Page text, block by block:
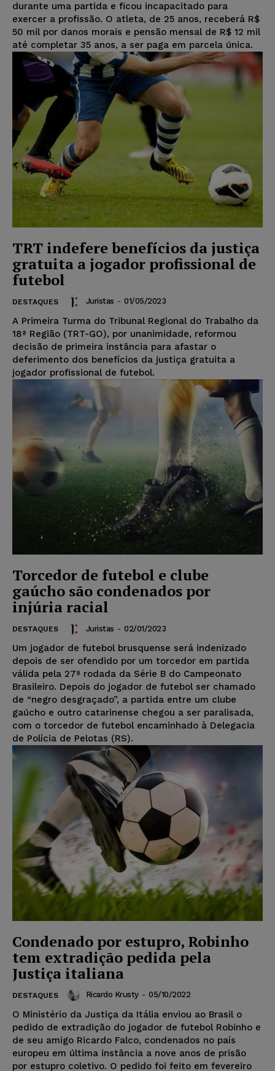
durante uma partida e ficou incapacitado para
exercer a profissão. O atleta, de 25 anos, receberá R$
50 mil por danos morais e pensão mensal de R$ 12 mil
até completar 35 anos, a ser paga em parcela única.
TRT indefere benefícios da justiça
gratuita a jogador profissional de
futebol
DESTAQUES Juristas - 01/05/2023
A Primeira Turma do Tribunal Regional do Trabalho da
18ª Região (TRT-GO), por unanimidade, reformou
decisão de primeira instância para afastar o
deferimento dos benefícios da justiça gratuita a
jogador profissional de futebol.
Torcedor de futebol e clube
gaúcho são condenados por
injúria racial
DESTAQUES Juristas - 02/01/2023
Um jogador de futebol brusquense será indenizado
depois de ser ofendido por um torcedor em partida
válida pela 27ª rodada da Série B do Campeonato
Brasileiro. Depois do jogador de futebol ser chamado
de “negro desgraçado”, a partida entre um clube
gaúcho e outro catarinense chegou a ser paralisada,
com o torcedor de futebol encaminhado à Delegacia
de Polícia de Pelotas (RS).
Condenado por estupro, Robinho
tem extradição pedida pela
Justiça italiana
DESTAQUES Ricardo Krusty - 05/10/2022
O Ministério da Justiça da Itália enviou ao Brasil o
pedido de extradição do jogador de futebol Robinho e
de seu amigo Ricardo Falco, condenados no país
europeu em última instância a nove anos de prisão
por estupro coletivo. O pedido foi feito em fevereiro